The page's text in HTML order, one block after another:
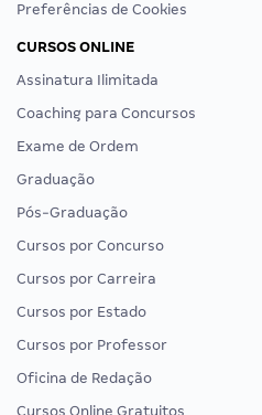
Preferências de Cookies
CURSOS ONLINE
Assinatura Ilimitada
Coaching para Concursos
Exame de Ordem
Graduação
Pós-Graduação
Cursos por Concurso
Cursos por Carreira
Cursos por Estado
Cursos por Professor
Oficina de Redação
Cursos Online Gratuitos